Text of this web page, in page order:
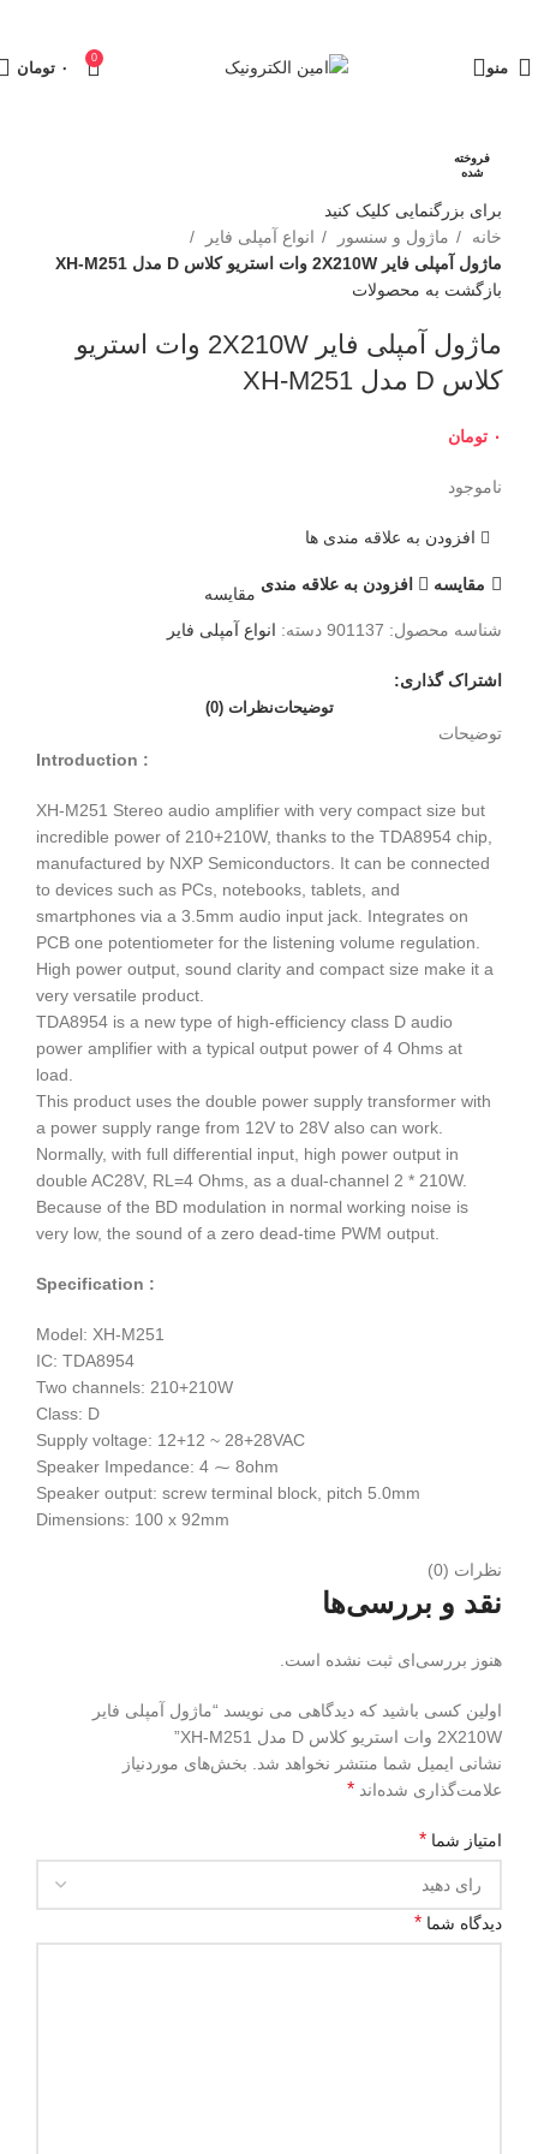
منو
0
۰ تومان
فروخته
شده
برای بزرگنمایی کلیک کنید
خانه
ماژول و سنسور
انواع آمپلی فایر
ماژول آمپلی فایر 2X210W وات استریو کلاس D مدل XH-M251
بازگشت به محصولات
ماژول آمپلی فایر 2X210W وات استریو
کلاس D مدل XH-M251
۰ تومان
ناموجود
افزودن به علاقه مندی ها
مقايسه افزودن به علاقه مندی
مقایسه
شناسه محصول: 901137 دسته: انواع آمپلی فایر
اشتراک گذاری:
توضیحاتنظرات (0)
توضیحات
Introduction :
XH-M251 Stereo audio amplifier with very compact size but
incredible power of 210+210W, thanks to the TDA8954 chip,
manufactured by NXP Semiconductors. It can be connected
to devices such as PCs, notebooks, tablets, and
smartphones via a 3.5mm audio input jack. Integrates on
PCB one potentiometer for the listening volume regulation.
High power output, sound clarity and compact size make it a
very versatile product.
TDA8954 is a new type of high-efficiency class D audio
power amplifier with a typical output power of 4 Ohms at
load.
This product uses the double power supply transformer with
a power supply range from 12V to 28V also can work.
Normally, with full differential input, high power output in
double AC28V, RL=4 Ohms, as a dual-channel 2 * 210W.
Because of the BD modulation in normal working noise is
very low, the sound of a zero dead-time PWM output.
Specification :
Model: XH-M251
IC: TDA8954
Two channels: 210+210W
Class: D
Supply voltage: 12+12 ~ 28+28VAC
Speaker Impedance: 4 ⁓ 8ohm
Speaker output: screw terminal block, pitch 5.0mm
Dimensions: 100 x 92mm
نظرات (0)
نقد و بررسی‌ها
هنوز بررسی‌ای ثبت نشده است.
اولین کسی باشید که دیدگاهی می نویسد “ماژول آمپلی فایر
2X210W وات استریو کلاس D مدل XH-M251”
نشانی ایمیل شما منتشر نخواهد شد. بخش‌های موردنیاز
علامت‌گذاری شده‌اند *
امتیاز شما *
دیدگاه شما *